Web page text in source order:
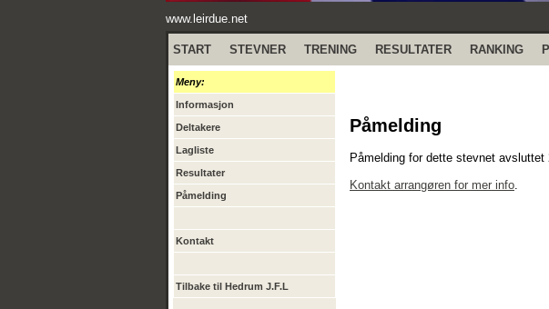
www.leirdue.net
START STEVNER TRENING RESULTATER RANKING
Meny:
Informasjon
Deltakere
Lagliste
Resultater
Påmelding
Kontakt
Tilbake til Hedrum J.F.L
Påmelding
Påmelding for dette stevnet avsluttet
Kontakt arrangøren for mer info.